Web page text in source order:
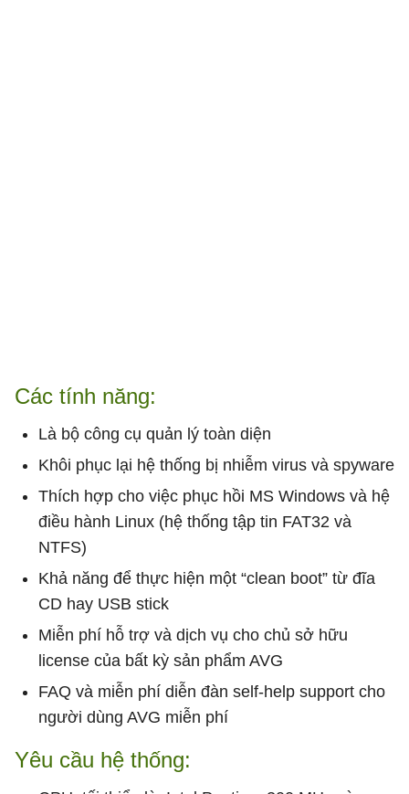
Các tính năng:
Là bộ công cụ quản lý toàn diện
Khôi phục lại hệ thống bị nhiễm virus và spyware
Thích hợp cho việc phục hồi MS Windows và hệ
điều hành Linux (hệ thống tập tin FAT32 và
NTFS)
Khả năng để thực hiện một “clean boot” từ đĩa
CD hay USB stick
Miễn phí hỗ trợ và dịch vụ cho chủ sở hữu
license của bất kỳ sản phẩm AVG
FAQ và miễn phí diễn đàn self-help support cho
người dùng AVG miễn phí
Yêu cầu hệ thống: